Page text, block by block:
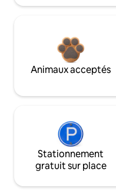
Animaux acceptés
Stationnement
gratuit sur place